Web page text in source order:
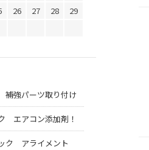
26 27 28
29
強パーツ取り付け
エアコン添加剤！
ク アライメント